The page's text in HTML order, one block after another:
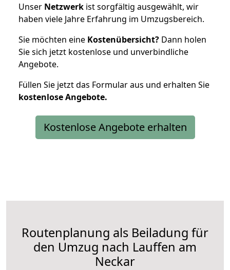
Unser Netzwerk ist sorgfältig ausgewählt, wir
haben viele Jahre Erfahrung im Umzugsbereich.
Sie möchten eine Kostenübersicht? Dann holen
Sie sich jetzt kostenlose und unverbindliche
Angebote.
Füllen Sie jetzt das Formular aus und erhalten Sie
kostenloseAngebote.
Kostenlose Angebote erhalten
Routenplanung als Beiladung für
den Umzug nach Lauffen am
Neckar